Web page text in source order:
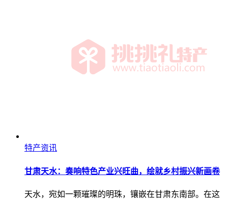
特产资讯
甘肃天水：奏响特色产业兴旺曲，绘就乡村振兴新画卷
天水，宛如一颗璀璨的明珠，镶嵌在甘肃东南部。在这